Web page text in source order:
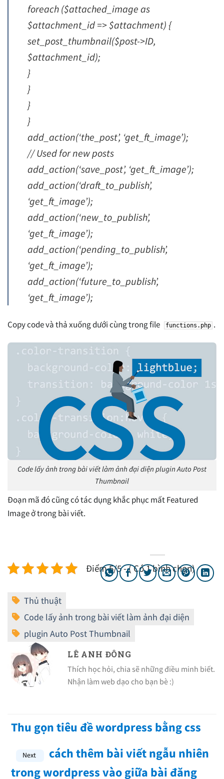
foreach ($attached_image as
$attachment_id => $attachment) {
set_post_thumbnail($post->ID,
$attachment_id);
}
}
}
}
add_action(‘the_post’, ‘get_ft_image’);
// Used for new posts
add_action(‘save_post’, ‘get_ft_image’);
add_action(‘draft_to_publish’,
‘get_ft_image’);
add_action(‘new_to_publish’,
‘get_ft_image’);
add_action(‘pending_to_publish’,
‘get_ft_image’);
add_action(‘future_to_publish’,
‘get_ft_image’);
Copy code và thả xuống dưới cùng trong file functions.php .
Code lấy ảnh trong bài viết làm ảnh đại diện plugin Auto Post
Thumbnail
Đoạn mã đó cũng có tác dụng khắc phục mất Featured
Image ở trong bài viết.
Điểm 5/5 - ( Có 1 bình chọn)
LÊ ANH ĐÔNG
Thích học hỏi, chia sẽ những điều minh biết.
Nhận làm web dạo cho bạn bè :)
Thu gọn tiêu đề wordpress bằng css
cách thêm bài viết ngẫu nhiên
trong wordpress vào giữa bài đăng